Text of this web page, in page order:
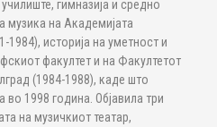
гимназија и средно
музика на Академијата
1984), историја на уметност и
факултет и на Факултетот
(1984-1988), каде што
1998 година. Објавила три
на музичкиот театар,